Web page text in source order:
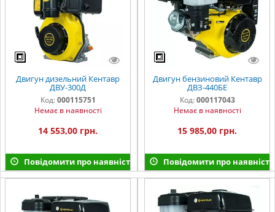
Двигун дизельний Кентавр
ДВУ-300Д
Код: 000115751
Немає в наявності
14 553,00 грн.
Повідомити про наявність
Двигун бензиновий Кентавр
ДВЗ-440БЕ
Код: 000117043
Немає в наявності
15 985,00 грн.
Повідомити про наявність